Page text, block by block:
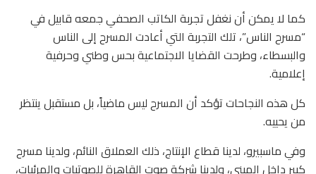
كما لا يمكن أن نغفل تجربة الكاتب الصحفي جمعه قابيل في
“مسرح الناس”، تلك التجربة التي أعادت المسرح إلى الناس
والبسطاء، وطرحت القضايا الاجتماعية بحس وطني وحرفية
إعلامية.
كل هذه النجاحات تؤكد أن المسرح ليس ماضياً، بل مستقبل ينتظر
من يحييه.
وفي ماسبيرو، لدينا قطاع الإنتاج، ذلك العملاق النائم، ولدينا مسرح
كبير داخل المبنى، ولدينا شركة صوت القاهرة للصوتيات والمرئيات،